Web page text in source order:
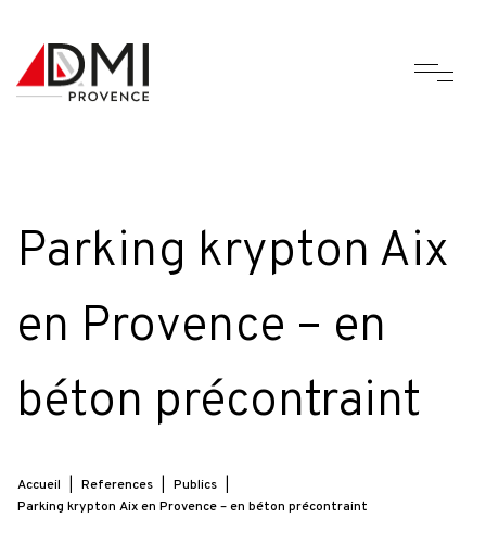
Parking krypton Aix
en Provence – en
béton précontraint
Accueil References Publics
Parking krypton Aix en Provence – en béton précontraint